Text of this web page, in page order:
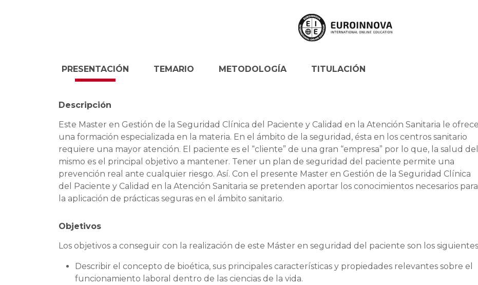
PRESENTACIÓN
Descripción
Este Master en Gestión de la Seguridad Clínica del Paciente y Calidad en la Atención Sanitaria le ofrece
una formación especializada en la materia. En el ámbito de la seguridad, ésta en los centros sanitario
requiere una mayor atención. El paciente es el “cliente” de una gran “empresa” por lo que, la salud del
mismo es el principal objetivo a mantener. Tener un plan de seguridad del paciente permite una
prevención real ante cualquier riesgo. Así. Con el presente Master en Gestión de la Seguridad Clínica
del Paciente y Calidad en la Atención Sanitaria se pretenden aportar los conocimientos necesarios para
la aplicación de prácticas seguras en el ámbito sanitario.
Objetivos
Los objetivos a conseguir con la realización de este Máster en seguridad del paciente son los
Describir el concepto de bioética, sus principales características y propiedades relevantes sobre el
funcionamiento laboral dentro de las ciencias de la vida.
TEMARIO METODOLOGÍA TITULACIÓN